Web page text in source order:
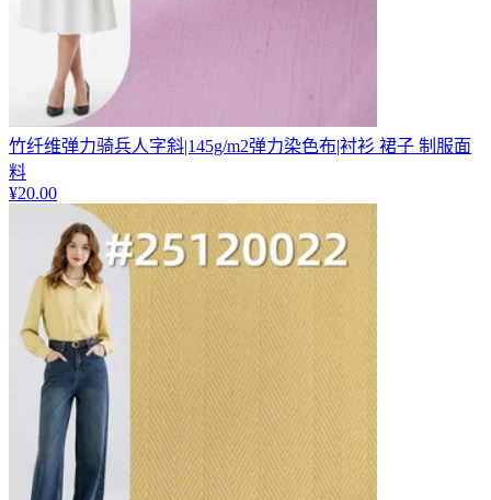
竹纤维弹力骑兵人字斜|145g/m2弹力染色布|衬衫 裙子 制服面
料
¥20.00